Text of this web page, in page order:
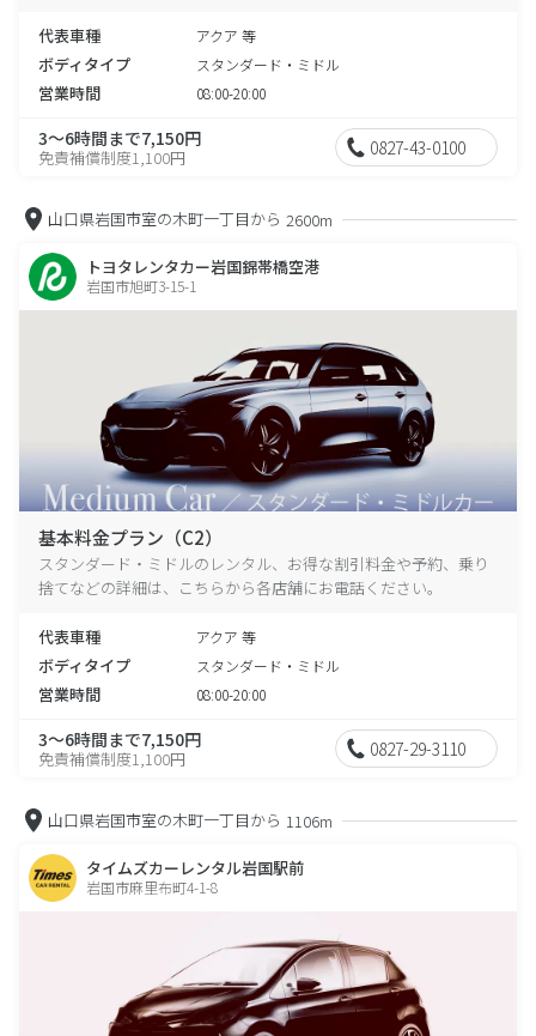
代表車種 アクア 等
ボディタイプ スタンダード・ミドル
営業時間 08:00-20:00
3～6時間まで7,150円
免責補償制度1,100円 0827-43-0100
山口県岩国市室の木町一丁目から 2600m
トヨタレンタカー岩国錦帯橋空港
岩国市旭町3-15-1
基本料金プラン（C2）
スタンダード・ミドルのレンタル、お得な割引料金や予約、乗り
捨てなどの詳細は、こちらから各店舗にお電話ください。
代表車種 アクア 等
ボディタイプ スタンダード・ミドル
営業時間 08:00-20:00
3～6時間まで7,150円
免責補償制度1,100円 0827-29-3110
山口県岩国市室の木町一丁目から 1106m
タイムズカーレンタル岩国駅前
岩国市麻里布町4-1-8